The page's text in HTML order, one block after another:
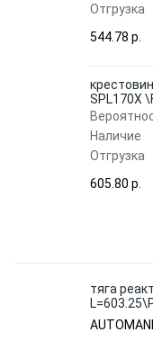
Отгрузка
544.78 p.
SPL170X
Наличие
Отгрузка
605.80 p.
тяга